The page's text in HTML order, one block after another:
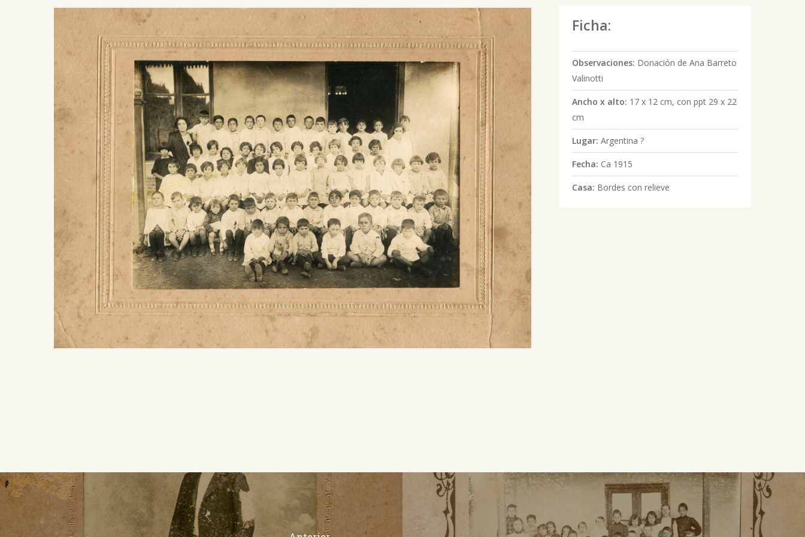
Ficha:
Observaciones: Donación de Ana Barreto
Valinotti
Ancho x alto: 17 x 12 cm, con ppt 29 x 22
cm
Lugar: Argentina ?
Fecha: Ca 1915
Casa: Bordes con relieve